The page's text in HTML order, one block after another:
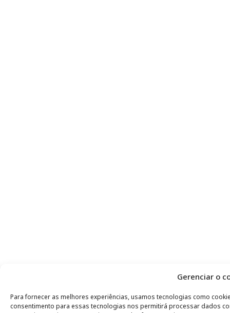
Gerenciar o
Para fornecer as melhores experiências, usamos tecnologias como
consentimento para essas tecnologias nos permitirá processar dados